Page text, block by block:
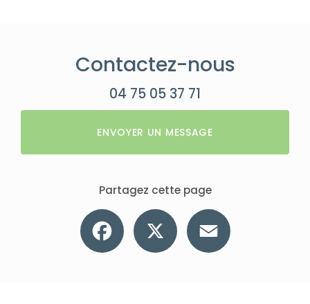
Contactez-nous
04 75 05 37 71
ENVOYER UN MESSAGE
Partagez cette page
Facebook